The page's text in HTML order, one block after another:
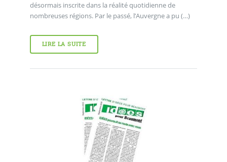
désormais inscrite dans la réalité quotidienne de
nombreuses régions. Par le passé, l’Auvergne a pu (…)
LIRE LA SUITE